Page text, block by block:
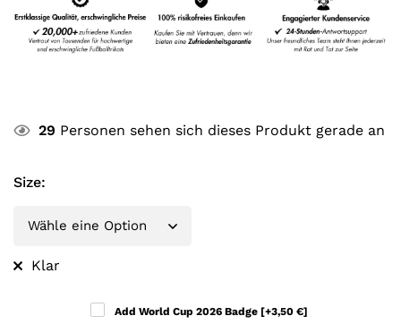
29 Personen sehen sich dieses Produkt gerade an
Size:
Klar
Add World Cup 2026 Badge [+3,50 €]